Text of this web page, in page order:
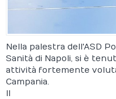
Nella palestra dell'ASD
Sanità di Napoli, si è
attività fortemente
Campania.
Il